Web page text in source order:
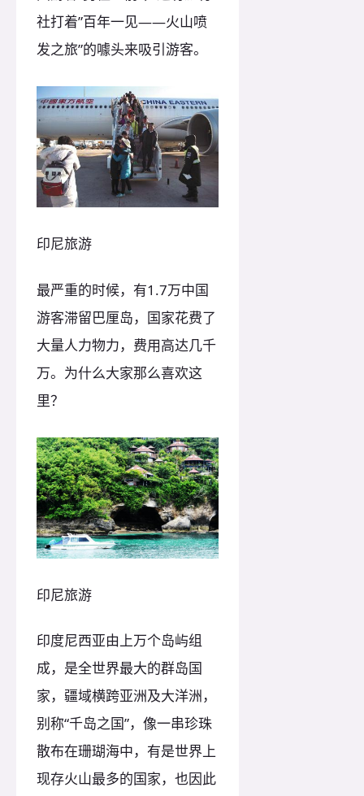
社打着”百年一见——火山喷
发之旅”的噱头来吸引游客。
印尼旅游
最严重的时候，有1.7万中国
游客滞留巴厘岛，国家花费了
大量人力物力，费用高达几千
万。为什么大家那么喜欢这
里？
印尼旅游
印度尼西亚由上万个岛屿组
成，是全世界最大的群岛国
家，疆域横跨亚洲及大洋洲，
别称“千岛之国”，像一串珍珠
散布在珊瑚海中，有是世界上
现存火山最多的国家，也因此